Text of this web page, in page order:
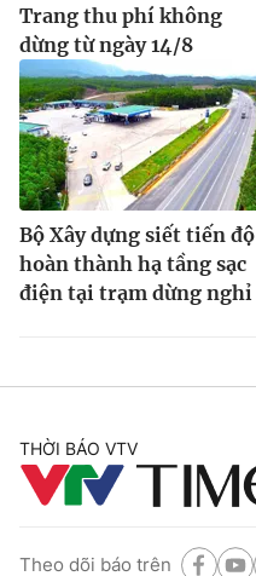
Trang thu phí không
dừng từ ngày 14/8
Bộ Xây dựng siết tiến độ
hoàn thành hạ tầng sạc
điện tại trạm dừng nghỉ
THỜI BÁO VTV
Theo dõi báo trên